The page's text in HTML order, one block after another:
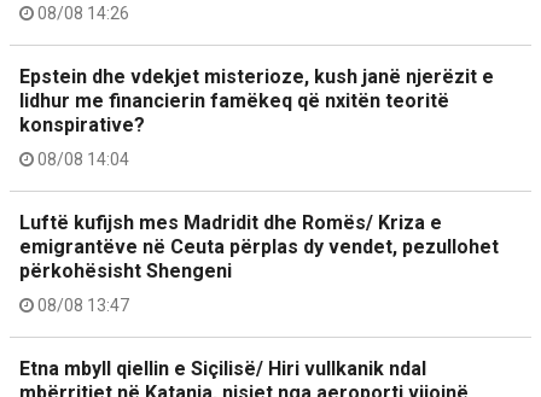
08/08 14:26
Epstein dhe vdekjet misterioze, kush janë njerëzit e
lidhur me financierin famëkeq që nxitën teoritë
konspirative?
08/08 14:04
Luftë kufijsh mes Madridit dhe Romës/ Kriza e
emigrantëve në Ceuta përplas dy vendet, pezullohet
përkohësisht Shengeni
08/08 13:47
Etna mbyll qiellin e Siçilisë/ Hiri vullkanik ndal
mbërritjet në Katania, nisjet nga aeroporti vijojnë